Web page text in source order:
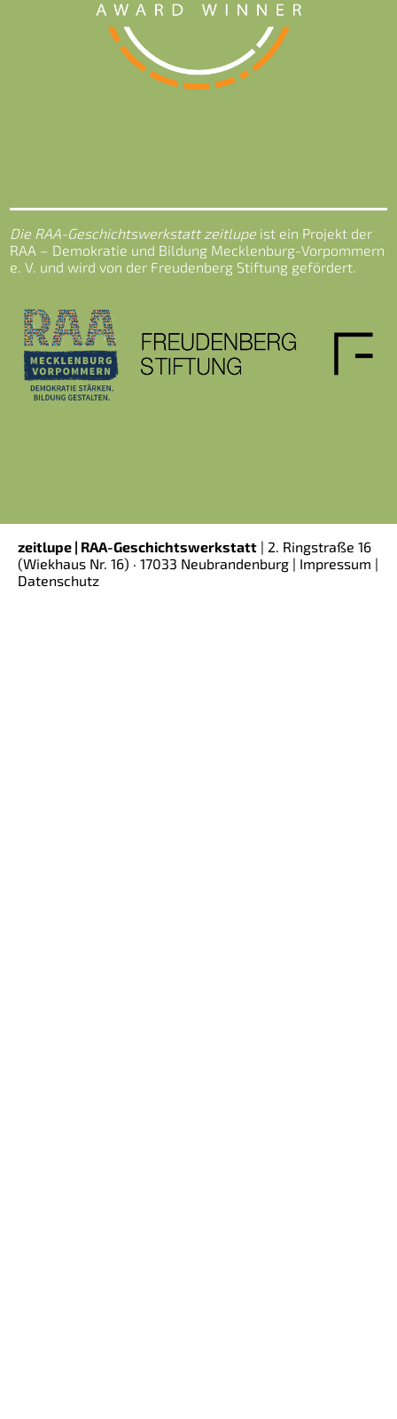
Die RAA-Geschichtswerkstatt zeitlupe ist ein Projekt der
RAA – Demokratie und Bildung Mecklenburg-Vorpommern
e. V. und wird von der Freudenberg Stiftung gefördert.
zeitlupe | RAA-Geschichtswerkstatt | 2. Ringstraße 16
(Wiekhaus Nr. 16) · 17033 Neubrandenburg | Impressum |
Datenschutz